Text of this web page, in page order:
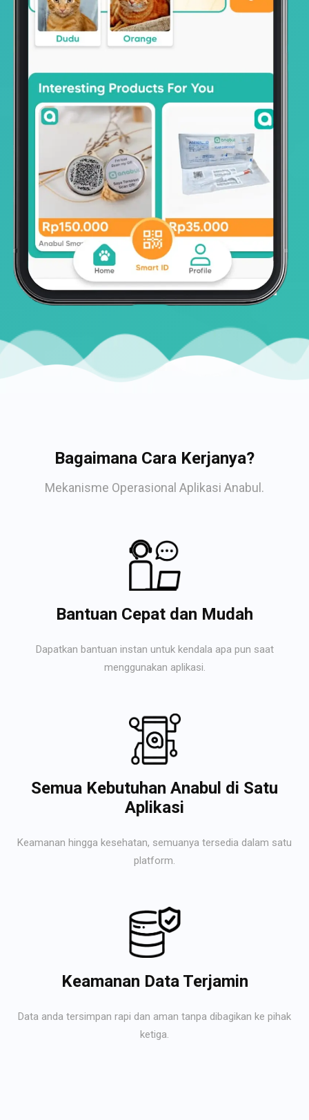
Bagaimana Cara Kerjanya?
Mekanisme Operasional Aplikasi Anabul.
Bantuan Cepat dan Mudah
Dapatkan bantuan instan untuk kendala apa pun saat
menggunakan aplikasi.
Semua Kebutuhan Anabul di Satu
Aplikasi
Keamanan hingga kesehatan, semuanya tersedia dalam satu
platform.
Keamanan Data Terjamin
Data anda tersimpan rapi dan aman tanpa dibagikan ke pihak
ketiga.